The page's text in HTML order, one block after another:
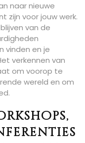
naar nieuwe
zijn voor jouw werk.
van de
vinden en je
verkennen van
om voorop te
wereld en om